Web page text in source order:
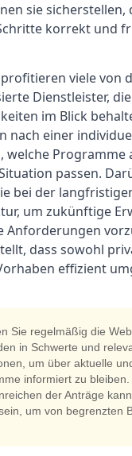
sie sicherstellen,
korrekt und
viele von
Dienstleister,
im Blick
nach einer
welche Programme
passen.
bei der
um zukünftige
Anforderungen
dass sowohl
effizient
Sie regelmäßig die
in Schwerte und
um über aktuelle
informiert zu bleiben.
der Anträge
um von begrenzten